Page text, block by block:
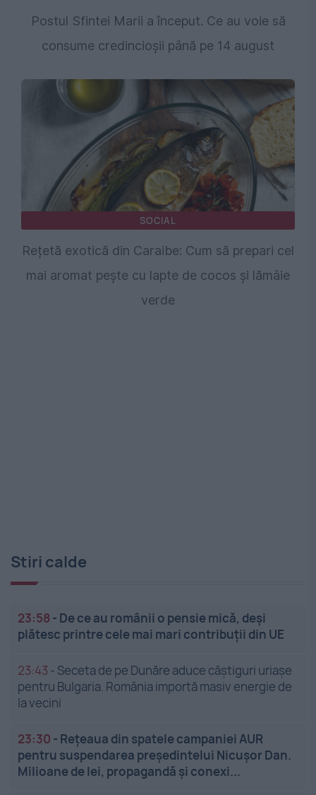
Postul Sfintei Marii a început. Ce au voie să
consume credincioșii până pe 14 august
SOCIAL
Rețetă exotică din Caraibe: Cum să prepari cel
mai aromat pește cu lapte de cocos și lămâie
verde
Stiri calde
23:58 - De ce au românii o pensie mică, deși
plătesc printre cele mai mari contribuții din UE
23:43 - Seceta de pe Dunăre aduce câștiguri uriașe
pentru Bulgaria. România importă masiv energie de
la vecini
23:30 - Rețeaua din spatele campaniei AUR
pentru suspendarea președintelui Nicușor Dan.
Milioane de lei, propagandă și conexi...